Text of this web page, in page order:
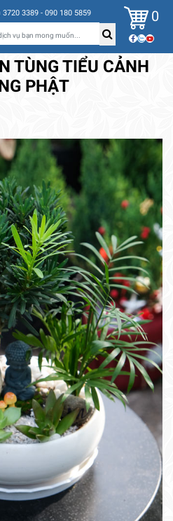
3720 3389 - 090 180 5859 0
TÙNG TIỂU CẢNH
PHẬT